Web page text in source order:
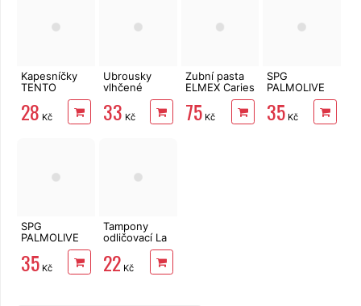
Kapesníčky
TENTO
Aloe Vera
10x10 ks
28 Kč
Ubrousky
vlhčené
Univerzální
40 ks
33 Kč
Zubní pasta
ELMEX Caries
Protection 75
ml
75Kč
SPG
PALMOLIVE
Sensitive 250
ml
35 Kč
SPG
PALMOLIVE
Orchid & Milk
250 ml
35 Kč
Tampony
odličovací La
Prima 100 ks
22 Kč